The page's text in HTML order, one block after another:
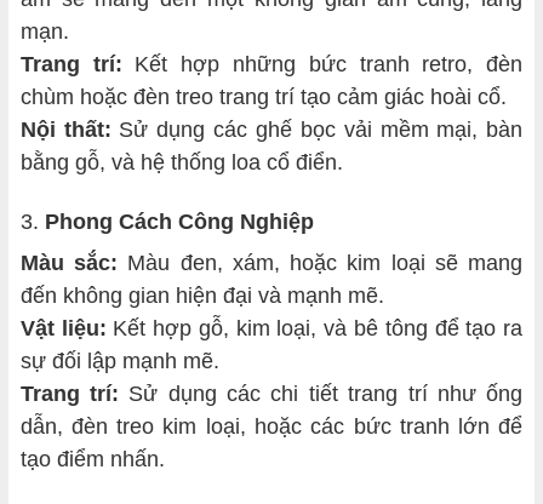
mạn.
Trang trí: Kết hợp những bức tranh retro, đèn
chùm hoặc đèn treo trang trí tạo cảm giác hoài cổ.
Nội thất: Sử dụng các ghế bọc vải mềm mại, bàn
bằng gỗ, và hệ thống loa cổ điển.
3. Phong Cách Công Nghiệp
Màu sắc: Màu đen, xám, hoặc kim loại sẽ mang
đến không gian hiện đại và mạnh mẽ.
Vật liệu: Kết hợp gỗ, kim loại, và bê tông để tạo ra
sự đối lập mạnh mẽ.
Trang trí: Sử dụng các chi tiết trang trí như ống
dẫn, đèn treo kim loại, hoặc các bức tranh lớn để
tạo điểm nhấn.